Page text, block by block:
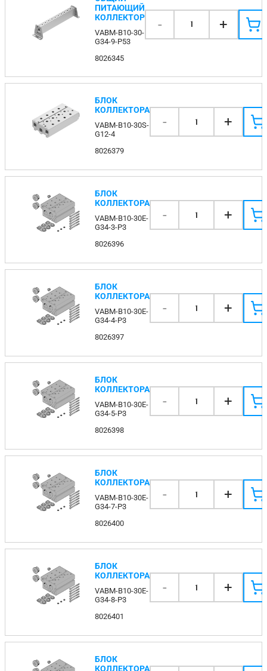
ПИТАЮЩИЙ
КОЛЛЕКТОР
VABM-B10-30-
G34-9-P53
8026345
- 1 +
БЛОК
КОЛЛЕКТОРА
VABM-B10-30S-
G12-4
8026379
- 1 +
БЛОК
КОЛЛЕКТОРА
VABM-B10-30E-
G34-3-P3
8026396
- 1 +
БЛОК
КОЛЛЕКТОРА
VABM-B10-30E-
G34-4-P3
8026397
- 1 +
БЛОК
КОЛЛЕКТОРА
VABM-B10-30E-
G34-5-P3
8026398
- 1 +
БЛОК
КОЛЛЕКТОРА
VABM-B10-30E-
G34-7-P3
8026400
- 1 +
БЛОК
КОЛЛЕКТОРА
VABM-B10-30E-
G34-8-P3
8026401
- 1 +
БЛОК
КОЛЛЕКТОРА